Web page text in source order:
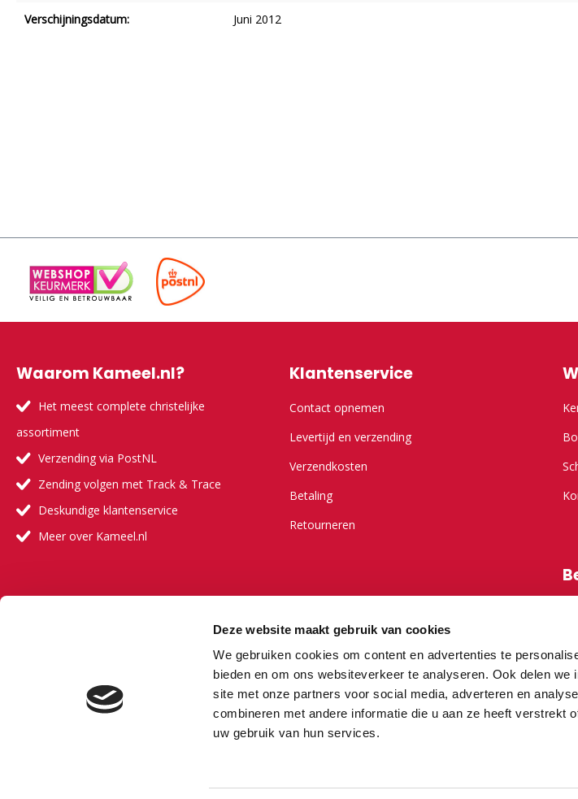
Deze website maakt gebruik van cookies
We gebruiken cookies om content en advertenties te
bieden en om ons websiteverkeer te analyseren. Ook delen we
site met onze partners voor social media, adverteren en
combineren met andere informatie die u aan ze heeft verstrekt
uw gebruik van hun services.
Verschijningsdatum: Juni 2012
Waarom Kameel.nl?
Het meest complete christelijke
assortiment
Verzending via PostNL
Zending volgen met Track & Trace
Deskundige klantenservice
Meer over Kameel.nl
Klantenservice
Contact opnemen
Levertijd en verzending
Verzendkosten
Betaling
Retourneren
Onze visie
Onze partners
Veelgestelde vragen
Vacature